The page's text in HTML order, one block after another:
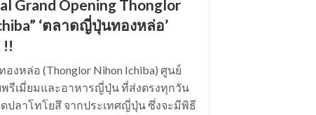
Grand Opening Thonglor
‘ตลาดญี่ปุ่นทองหล่อ’
!!
งหล่อ (Thonglor Nihon Ichiba) ศูนย์
รีเมี่ยมและอาหารญี่ปุ่น ที่ส่งตรงทุกวัน
ปลาโทโยสึ จากประเทศญี่ปุ่น ซึ่งจะมีพิธี